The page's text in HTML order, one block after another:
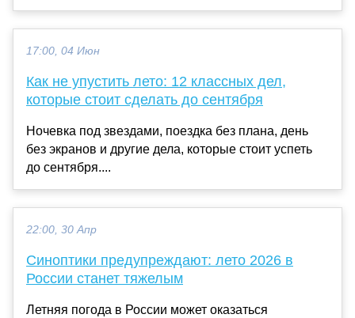
17:00, 04 Июн
Как не упустить лето: 12 классных дел,
которые стоит сделать до сентября
Ночевка под звездами, поездка без плана, день
без экранов и другие дела, которые стоит успеть
до сентября....
22:00, 30 Апр
Синоптики предупреждают: лето 2026 в
России станет тяжелым
Летняя погода в России может оказаться